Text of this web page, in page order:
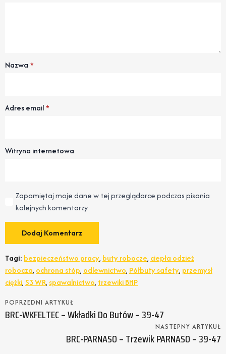
Nazwa *
Adres email*
Witryna internetowa
Zapamiętaj moje dane w tej przeglądarce podczas pisania
kolejnych komentarzy.
Tagi: bezpieczeństwo pracy, buty robocze, ciepła odzież
robocza, ochrona stóp, odlewnictwo, Półbuty safety, przemysł
ciężki, S3 WR, spawalnictwo, trzewiki BHP
POPRZEDNI ARTYKUŁ
BRC-WKFELTEC – Wkładki Do Butów – 39-47
NASTEPNY ARTYKUŁ
BRC-PARNASO – Trzewik PARNASO – 39-47